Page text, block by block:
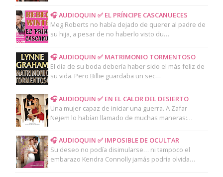
🎧 AUDIOQUIN ✅ EL PRÍNCIPE CASCANUECES
Meg Roberts no había dejado de querer al padre de
su hija, a pesar de no haberlo visto du…
🎧 AUDIOQUIN ✅ MATRIMONIO TORMENTOSO
El día de su boda debería haber sido el más feliz de
su vida. Pero Billie guardaba un sec…
🎧 AUDIOQUIN ✅ EN EL CALOR DEL DESIERTO
Una mujer capaz de iniciar una guerra. A Zafar
Nejem lo habían llamado de muchas maneras:…
🎧 AUDIOQUIN ✅ IMPOSIBLE DE OCULTAR
Su deseo no podía disimularse… ni tampoco el
embarazo Kendra Connolly jamás podría olvida…